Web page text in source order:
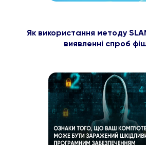
Як використання методу
виявленні спроб